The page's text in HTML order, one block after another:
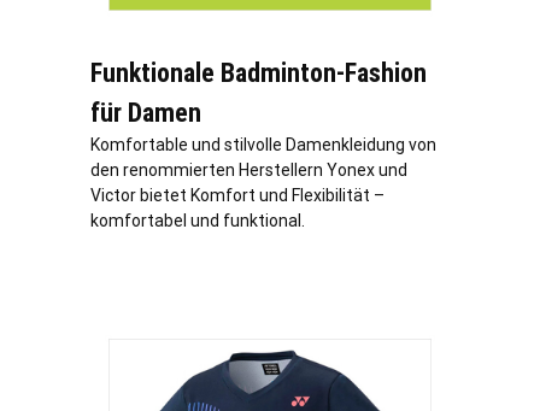
Funktionale Badminton-Fashion
für Damen
Komfortable und stilvolle Damenkleidung von
den renommierten Herstellern Yonex und
Victor bietet Komfort und Flexibilität –
komfortabel und funktional.